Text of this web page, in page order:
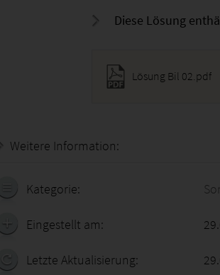
Diese Lösung
Lösung Bil 02.pdf
Weitere Information:
Kategorie:
Eingestellt am:
Letzte Aktualisierung: